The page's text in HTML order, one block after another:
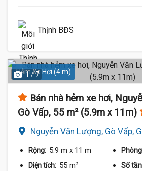
Thịnh BĐS
Hẻm Xe Hơi (4 m)
1 / 7
Bán nhà hẻm xe hơi,
Gò Vấp, 55 m² (5.9m x 11m)
Nguyễn Văn Lượng, Gò Vấp,
Rộng: 5.9 m x 11 m
Diện tích: 55 m² Số